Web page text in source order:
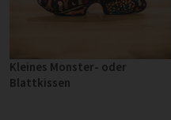
Kleines Monster- oder
Blattkissen